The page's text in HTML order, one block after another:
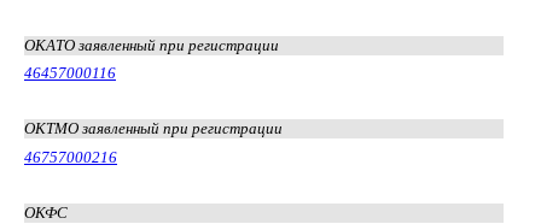
ОКАТО заявленный при регистрации
46457000116
ОКТМО заявленный при регистрации
46757000216
ОКФС